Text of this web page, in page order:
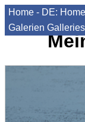
Home - DE:
Galerien Galleries